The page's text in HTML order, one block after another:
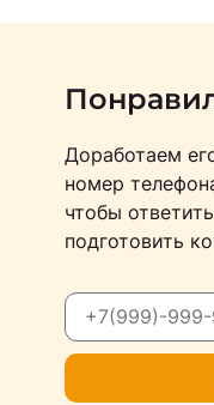
Доработаем
номер
чтобы
подготовить